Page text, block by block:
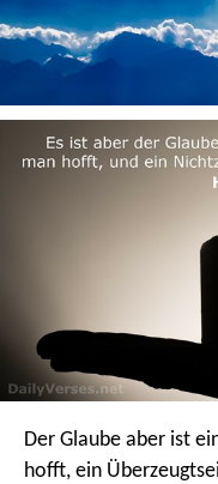
Der Glaube aber ist
hofft, ein